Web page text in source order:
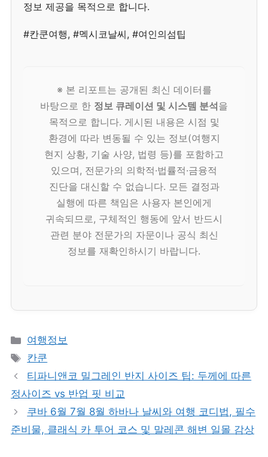
정보 제공을 목적으로 합니다.
#칸쿤여행, #멕시코날씨, #여인의섬팁
※ 본 리포트는 공개된 최신 데이터를
바탕으로 한 정보 큐레이션 및 시스템 분석을
목적으로 합니다. 게시된 내용은 시점 및
환경에 따라 변동될 수 있는 정보(여행지
현지 상황, 기술 사양, 법령 등)를 포함하고
있으며, 전문가의 의학적·법률적·금융적
진단을 대신할 수 없습니다. 모든 결정과
실행에 따른 책임은 사용자 본인에게
귀속되므로, 구체적인 행동에 앞서 반드시
관련 분야 전문가의 자문이나 공식 최신
정보를 재확인하시기 바랍니다.
카
테
리
여행정보
태
그
칸쿤
티파니앤코 밀그레인 반지 사이즈 팁: 두께에 따른
정사이즈 vs 반업 핏 비교
쿠바 6월 7월 8월 하바나 날씨와 여행 코디법, 필수
준비물, 클래식 카 투어 코스 및 말레콘 해변 일몰 감상